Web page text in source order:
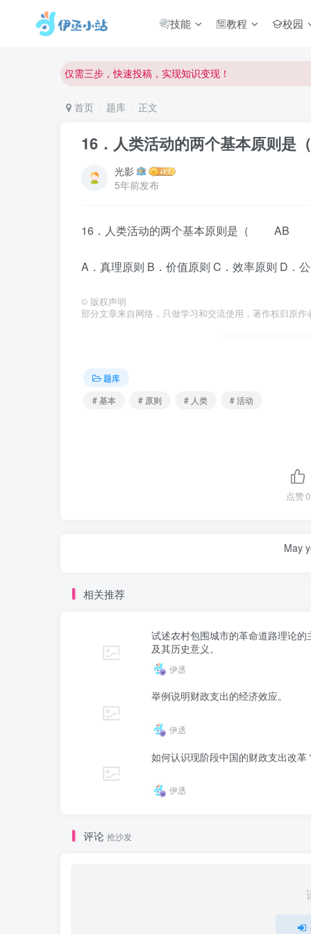
技能 教程 校园
欢迎访问伊丞小站！
仅需三步，快速投稿，实现知识变现！
首页 题库 正文
16．人类活动的两个基本原则是
光影
5年前发布
16．人类活动的两个基本原则是（ AB
A．真理原则 B．价值原则 C．效率原则 D．
© 版权声明
部分文章来自网络，只做学习和交流使用，著作权归原作
题库
# 基本
# 原则 # 人类 # 活动
点赞0
May
相关推荐
试述农村包围城市的革命道路理论的
及其历史意义。
伊丞
举例说明财政支出的经济效应。
伊丞
如何认识现阶段中国的财政支出改革
伊丞
评论 抢沙发